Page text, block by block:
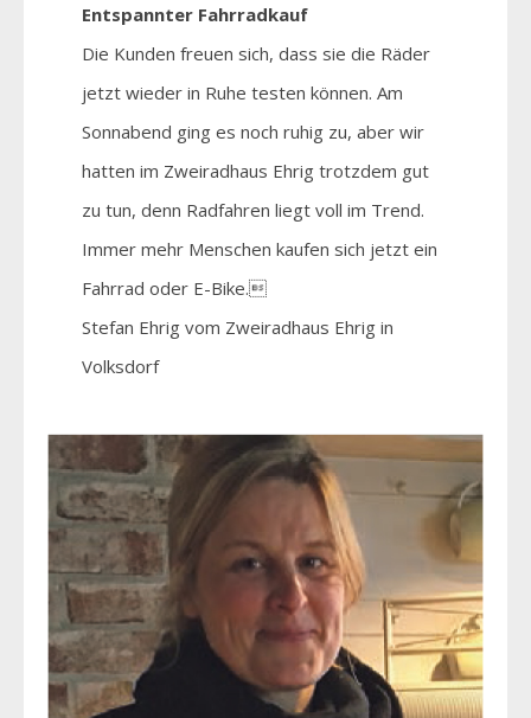
Entspannter Fahrradkauf
Die Kunden freuen sich, dass sie die Räder
jetzt wieder in Ruhe testen können. Am
Sonnabend ging es noch ruhig zu, aber wir
hatten im Zweiradhaus Ehrig trotzdem gut
zu tun, denn Radfahren liegt voll im Trend.
Immer mehr Menschen kaufen sich jetzt ein
Fahrrad oder E-Bike.
Stefan Ehrig vom Zweiradhaus Ehrig in
Volksdorf